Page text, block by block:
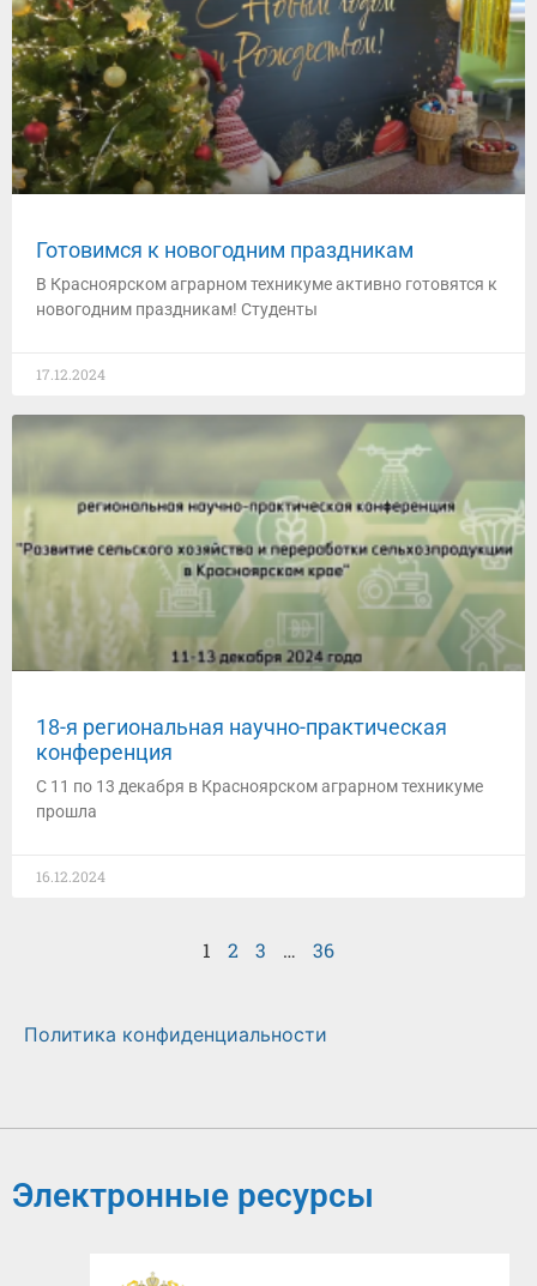
Готовимся к новогодним праздникам
В Красноярском аграрном техникуме активно готовятся к
новогодним праздникам! Студенты
17.12.2024
18-я региональная научно-практическая
конференция
С 11 по 13 декабря в Красноярском аграрном техникуме
прошла
16.12.2024
1 2 3 … 36
Политика конфиденциальности
Электронные ресурсы